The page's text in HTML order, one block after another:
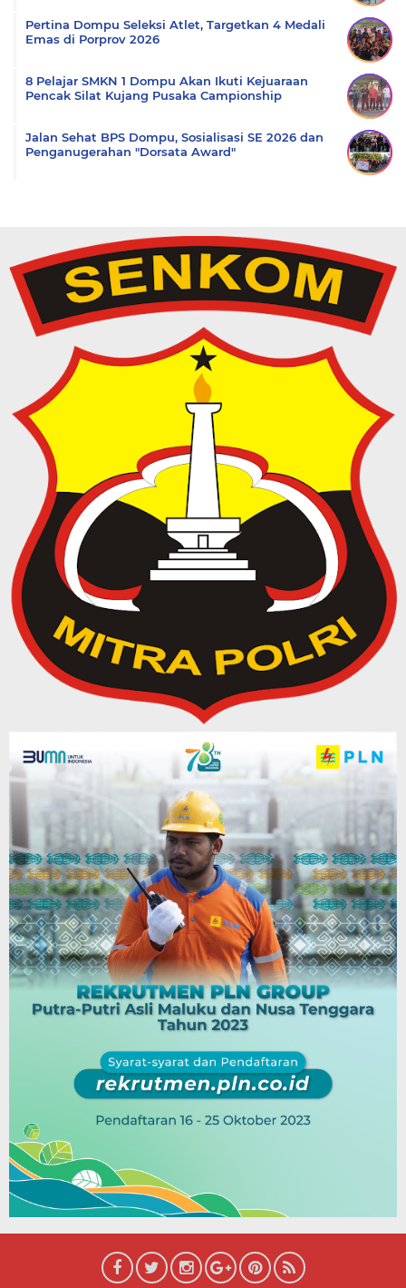
Pertina Dompu Seleksi Atlet, Targetkan 4 Medali
Emas di Porprov 2026
8 Pelajar SMKN 1 Dompu Akan Ikuti Kejuaraan
Pencak Silat Kujang Pusaka Campionship
Jalan Sehat BPS Dompu, Sosialisasi SE 2026 dan
Penganugerahan "Dorsata Award"